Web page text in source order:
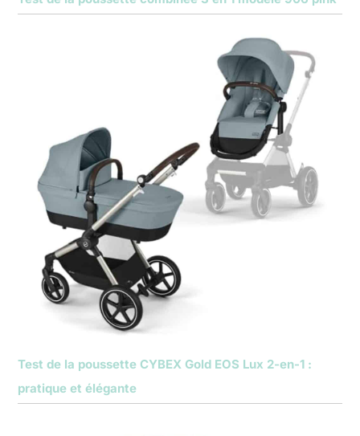
Test de la poussette CYBEX Gold EOS Lux 2-en-1 :
pratique et élégante